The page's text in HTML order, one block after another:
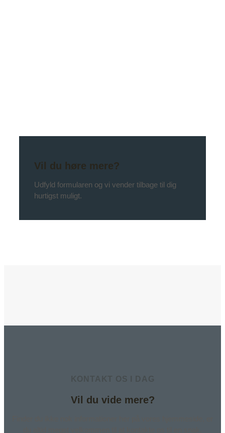
Vil du høre mere?
Udfyld formularen og vi vender tilbage til dig
hurtigst muligt.
Vil du vide mere?